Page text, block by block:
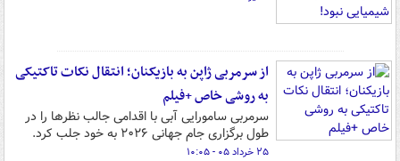
از سرمربی ژاپن به بازیکنان؛ انتقال نکات تاکتیکی
به روشی خاص +فیلم
سرمربی سامورایی آبی با اقدامی جالب نظرها را در
طول برگزاری جام جهانی ۲۰۲۶ به خود جلب کرد.
۲۵ خرداد ۰۵ - ۱۰:۰۵